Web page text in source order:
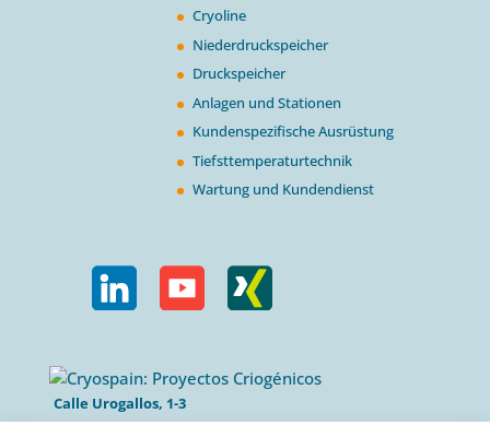
Cryoline
Niederdruckspeicher
Druckspeicher
Anlagen und Stationen
Kundenspezifische Ausrüstung
Tiefsttemperaturtechnik
Wartung und Kundendienst
Calle Urogallos, 1-3
P.I. El Cascajal 28320